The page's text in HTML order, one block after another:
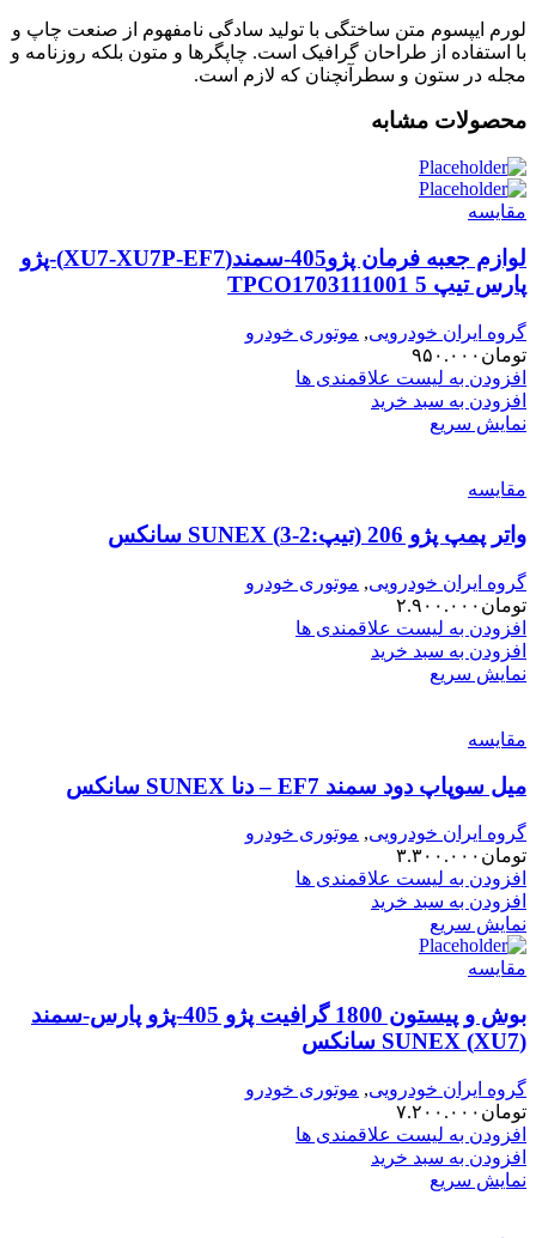
لورم ایپسوم متن ساختگی با تولید سادگی نامفهوم از صنعت چاپ و
با استفاده از طراحان گرافیک است. چاپگرها و متون بلکه روزنامه و
مجله در ستون و سطرآنچنان که لازم است.
محصولات مشابه
مقایسه
لوازم جعبه فرمان پژو405-سمند(XU7-XU7P-EF7)-پژو
پارس تیپ 5 TPCO1703111001
گروه ایران خودرویی, موتوری خودرو
تومان ۹۵۰.۰۰۰
افزودن به لیست علاقمندی ها
افزودن به سبد خرید
نمایش سریع
مقایسه
واتر پمپ پژو 206 (تیپ:2-3) SUNEX سانکس
گروه ایران خودرویی, موتوری خودرو
تومان ۲.۹۰۰.۰۰۰
افزودن به لیست علاقمندی ها
افزودن به سبد خرید
نمایش سریع
مقایسه
میل سوپاپ دود سمند EF7 – دنا SUNEX سانکس
گروه ایران خودرویی, موتوری خودرو
تومان ۳.۳۰۰.۰۰۰
افزودن به لیست علاقمندی ها
افزودن به سبد خرید
نمایش سریع
مقایسه
بوش و پیستون 1800 گرافیت پژو 405-پژو پارس-سمند
(XU7) SUNEX سانکس
گروه ایران خودرویی, موتوری خودرو
تومان ۷.۲۰۰.۰۰۰
افزودن به لیست علاقمندی ها
افزودن به سبد خرید
نمایش سریع